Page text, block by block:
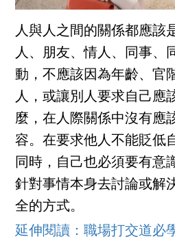
人與人之間的關係都應該
人、朋友、情人、同事、
動，不應該因為年齡、官
人，或讓別人要求自己應
麼，在人際關係中沒有應
容。在要求他人不能貶低
同時，自己也必須要有意
針對事情本身去討論或解
全的方式。
延伸閱讀：職場打交道必